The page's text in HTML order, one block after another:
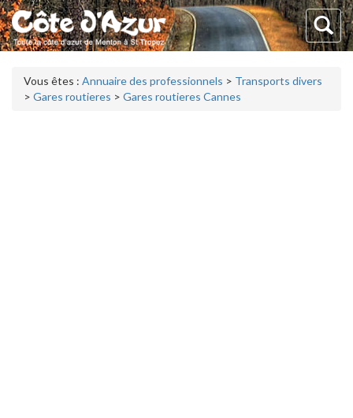
Vous êtes : Annuaire des professionnels > Transports divers
> Gares routieres > Gares routieres Cannes